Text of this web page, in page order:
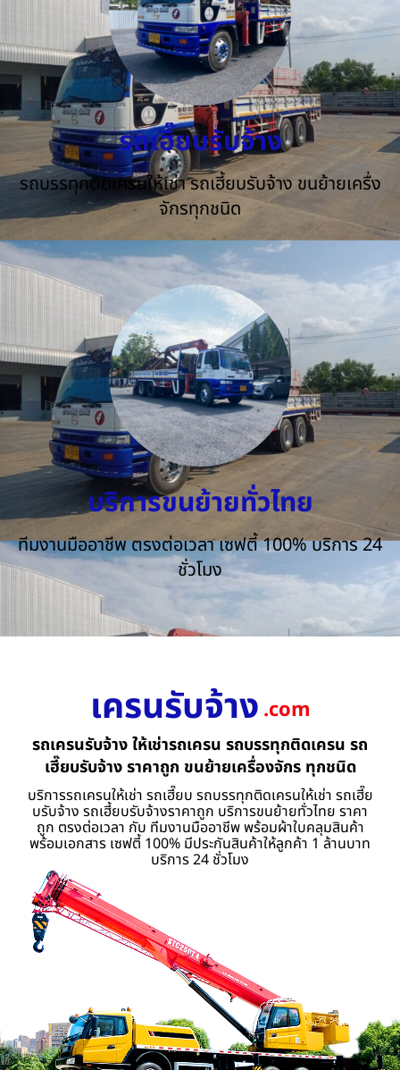
รถเฮี๊ยบรับจ้าง
รถบรรทุกติดเครนให้เช่า รถเฮี้ยบรับจ้าง ขนย้ายเครื่ง
จักรทุกชนิด
บริการขนย้ายทั่วไทย
ทีมงานมืออาชีพ ตรงต่อเวลา เซฟตี้ 100% บริการ 24
ชั่วโมง
เครนรับจ้าง .com
รถเครนรับจ้าง ให้เช่ารถเครน รถบรรทุกติดเครน รถ
เฮี๊ยบรับจ้าง ราคาถูก ขนย้ายเครื่องจักร ทุกชนิด
บริการรถเครนให้เช่า รถเฮี๊ยบ รถบรรทุกติดเครนให้เช่า รถเฮี๊ย
บรับจ้าง รถเฮี้ยบรับจ้างราคาถูก บริการขนย้ายทั่วไทย ราคา
ถูก ตรงต่อเวลา กับ ทีมงานมืออาชีพ พร้อมผ้าใบคลุมสินค้า
พร้อมเอกสาร เซฟตี้ 100% มีประกันสินค้าให้ลูกค้า 1 ล้านบาท
บริการ 24 ชั่วโมง